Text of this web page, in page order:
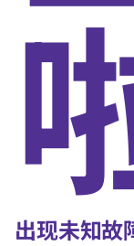
出现未知故